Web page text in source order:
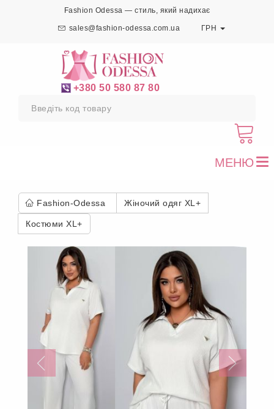
Fashion Odessa — стиль, який надихає
sales@fashion-odessa.com.ua ГРН
+380 50 580 87 80
МЕНЮ
Fashion-Odessa Жіночий одяг XL+
Костюми XL+